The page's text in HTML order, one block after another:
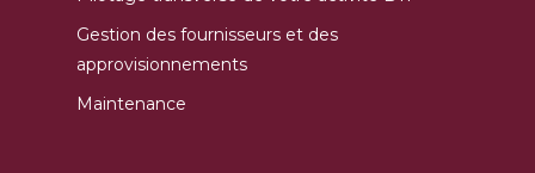
Gestion des fournisseurs et des
approvisionnements
Maintenance